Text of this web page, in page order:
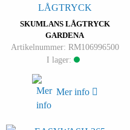
SKUMLANS LÅGTRYCK
GARDENA
Artikelnummer: RM106996500
I lager:
Mer info